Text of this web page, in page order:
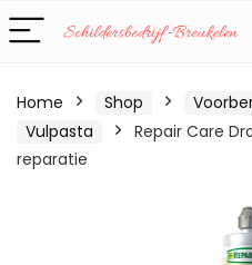
Home Shop
Vulpasta
Repair Care
reparatie